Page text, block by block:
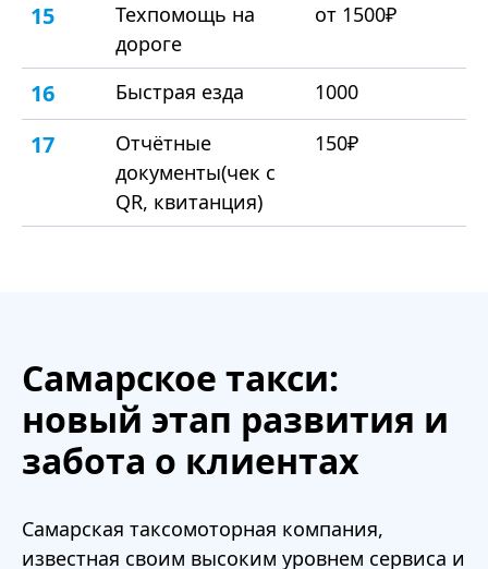
15
Техпомощь на
дороге
от 1500₽
16 Быстрая езда 1000
17
Отчётные
документы(чек с
QR, квитанция)
150₽
Самарское такси:
новый этап развития и
забота о клиентах
Самарская таксомоторная компания,
известная своим высоким уровнем сервиса и